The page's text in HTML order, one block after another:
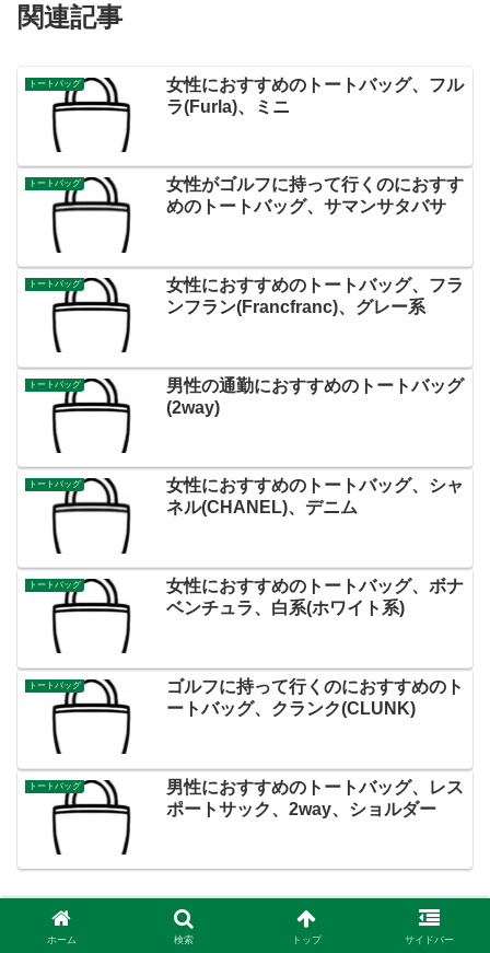
関連記事
トートバッグ
女性におすすめのトートバッグ、フル
ラ(Furla)、ミニ
トートバッグ
女性がゴルフに持って行くのにおすす
めのトートバッグ、サマンサタバサ
トートバッグ
女性におすすめのトートバッグ、フラ
ンフラン(Francfranc)、グレー系
トートバッグ
男性の通勤におすすめのトートバッグ
(2way)
トートバッグ
女性におすすめのトートバッグ、シャ
ネル(CHANEL)、デニム
トートバッグ
女性におすすめのトートバッグ、ボナ
ベンチュラ、白系(ホワイト系)
トートバッグ
ゴルフに持って行くのにおすすめのト
ートバッグ、クランク(CLUNK)
トートバッグ
男性におすすめのトートバッグ、レス
ポートサック、2way、ショルダー
ホーム 検索 トップ サイドバー